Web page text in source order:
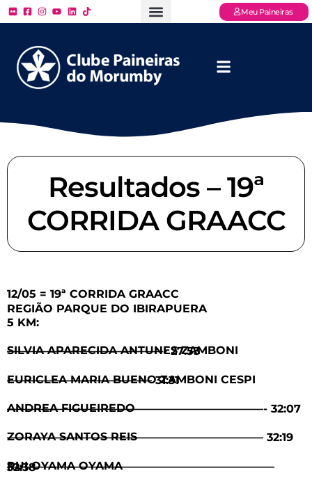
Meu Paineiras
Resultados – 19ª
CORRIDA GRAACC
12/05 = 19ª CORRIDA GRAACC
REGIÃO PARQUE DO IBIRAPUERA
5 KM:
SILVIA APARECIDA ANTUNES ZAMBONI ——————————————- 27:53
EURICLEA MARIA BUENO ZAMBONI CESPI ————————————— 31:31
ANDREA FIGUEIREDO ———————————————————————- 32:07
ZORAYA SANTOS REIS ——————————————————————— 32:19
RUI OYAMA OYAMA ———————————————————————— 32:38